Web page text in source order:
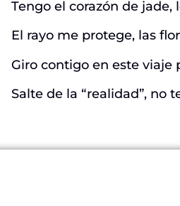
Tengo el corazón de
El rayo me protege, las
Giro contigo en este viaje
Salte de la “realidad”, no